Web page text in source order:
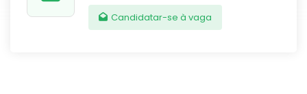
Candidatar-se à vaga